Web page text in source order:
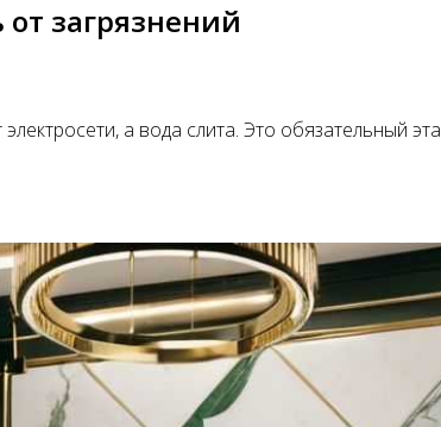
загрязнений
а вода слита. Это обязательный